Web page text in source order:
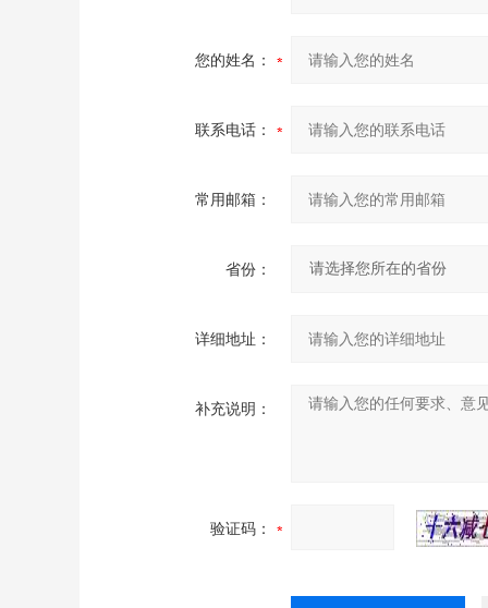
您的姓名：
联系电话：
常用邮箱：
省份：
详细地址：
补充说明：
验证码：